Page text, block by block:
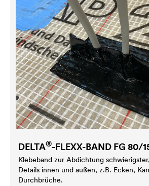
DELTA®-FLEXX-BAND FG 80/
Klebeband zur Abdichtung
Details innen und außen, z.B. Ecken,
Durchbrüche.